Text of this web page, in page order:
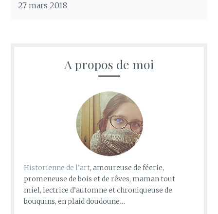
27 mars 2018
A propos de moi
Historienne de l’art, amoureuse de féerie,
promeneuse de bois et de rêves, maman tout
miel, lectrice d’automne et chroniqueuse de
bouquins, en plaid doudoune…